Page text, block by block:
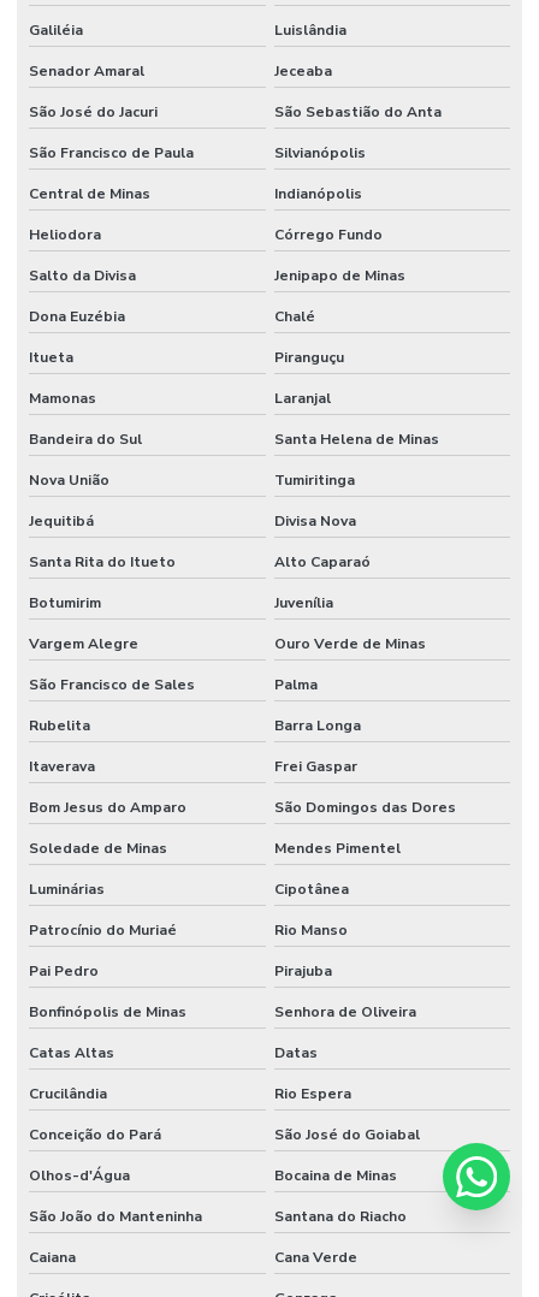
Galiléia Luislândia
Senador Amaral Jeceaba
São José do Jacuri São Sebastião do Anta
São Francisco de Paula Silvianópolis
Central de Minas Indianópolis
Heliodora Córrego Fundo
Salto da Divisa Jenipapo de Minas
Dona Euzébia Chalé
Itueta Piranguçu
Mamonas Laranjal
Bandeira do Sul Santa Helena de Minas
Nova União Tumiritinga
Jequitibá Divisa Nova
Santa Rita do Itueto Alto Caparaó
Botumirim Juvenília
Vargem Alegre Ouro Verde de Minas
São Francisco de Sales Palma
Rubelita Barra Longa
Itaverava Frei Gaspar
Bom Jesus do Amparo São Domingos das Dores
Soledade de Minas Mendes Pimentel
Luminárias Cipotânea
Patrocínio do Muriaé Rio Manso
Pai Pedro Pirajuba
Bonfinópolis de Minas Senhora de Oliveira
Catas Altas Datas
Crucilândia Rio Espera
Conceição do Pará São José do Goiabal
Olhos-d'Água Bocaina de Minas
São João do Manteninha Santana do Riacho
Caiana Cana Verde